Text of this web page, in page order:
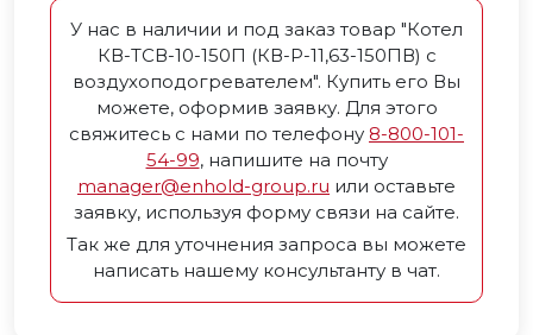
У нас в наличии и под заказ товар "Котел
КВ-ТСВ-10-150П (КВ-Р-11,63-150ПВ) с
воздухоподогревателем". Купить его Вы
можете, оформив заявку. Для этого
свяжитесь с нами по телефону 8-800-101-
54-99, напишите на почту
manager@enhold-group.ru или оставьте
заявку, используя форму связи на сайте.
Так же для уточнения запроса вы можете
написать нашему консультанту в чат.